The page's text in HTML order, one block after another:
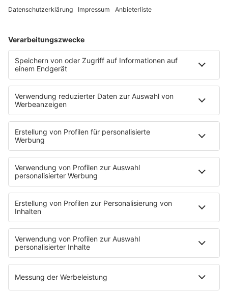
Mädelsabend
Ich hasse Sport
Sonntag Morgen
Strandbar
Putzfimmel
Deutschpop
Deutsche Liebeslieder
PODCASTS
Mit den Waffeln einer Frau
Frühstück bei Barbara
Brave & One
NotAufnahme
"Bewerbung und Karriere"
Aber bitte mit Schlager
Erdbeerkäse
Fitness mit M.A.R.K
Glück in Worten
Todesursache
Niemand muss ein Promi sein